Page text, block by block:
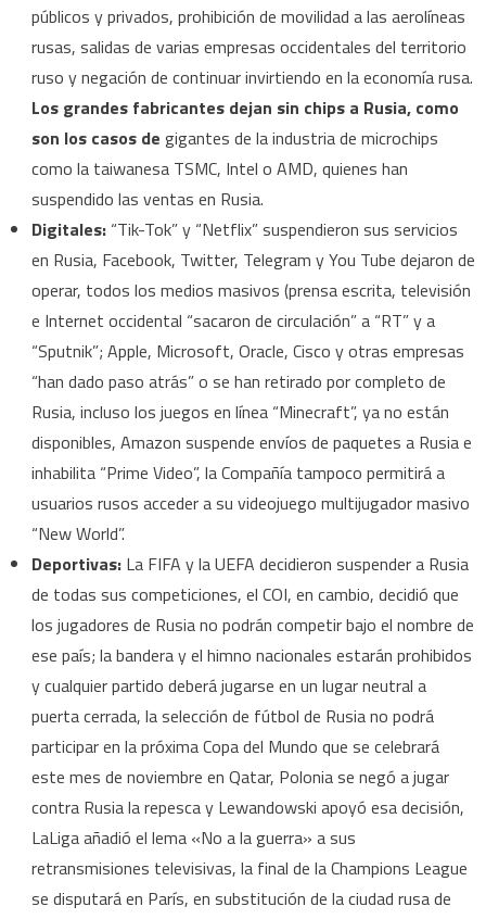
públicos y privados, prohibición de movilidad a las aerolíneas
rusas, salidas de varias empresas occidentales del territorio
ruso y negación de continuar invirtiendo en la economía rusa.
Los grandes fabricantes dejan sin chips a Rusia, como
son los casos de gigantes de la industria de microchips
como la taiwanesa TSMC, Intel o AMD, quienes han
suspendido las ventas en Rusia.
Digitales:“Tik-Tok” y “Netflix” suspendieron sus servicios
en Rusia, Facebook, Twitter, Telegram y You Tube dejaron de
operar, todos los medios masivos (prensa escrita, televisión
e Internet occidental “sacaron de circulación” a “RT” y a
“Sputnik”; Apple, Microsoft, Oracle, Cisco y otras empresas
“han dado paso atrás” o se han retirado por completo de
Rusia, incluso los juegos en línea “Minecraft”, ya no están
disponibles, Amazon suspende envíos de paquetes a Rusia e
inhabilita “Prime Video”, la Compañía tampoco permitirá a
usuarios rusos acceder a su videojuego multijugador masivo
“New World”.
Deportivas: La FIFA y la UEFA decidieron suspender a Rusia
de todas sus competiciones, el COI, en cambio, decidió que
los jugadores de Rusia no podrán competir bajo el nombre de
ese país; la bandera y el himno nacionales estarán prohibidos
y cualquier partido deberá jugarse en un lugar neutral a
puerta cerrada, la selección de fútbol de Rusia no podrá
participar en la próxima Copa del Mundo que se celebrará
este mes de noviembre en Qatar, Polonia se negó a jugar
contra Rusia la repesca y Lewandowski apoyó esa decisión,
LaLiga añadió el lema «No a la guerra» a sus
retransmisiones televisivas, la final de la Champions League
se disputará en París, en substitución de la ciudad rusa de